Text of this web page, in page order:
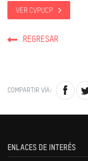
VER CVPUCP
REGRESAR
COMPARTIR VÍA:
ENLACES DE INTERÉS